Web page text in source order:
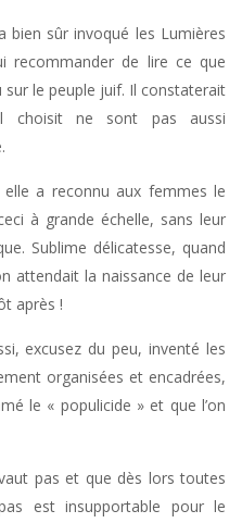
bien sûr invoqué les Lumières
recommander de lire ce que
le peuple juif. Il constaterait
choisit ne sont pas aussi
a reconnu aux femmes le
à grande échelle, sans leur
Sublime délicatesse, quand
attendait la naissance de leur
après !
excusez du peu, inventé les
organisées et encadrées,
le « populicide » et que l’on
pas et que dès lors toutes
est insupportable pour le